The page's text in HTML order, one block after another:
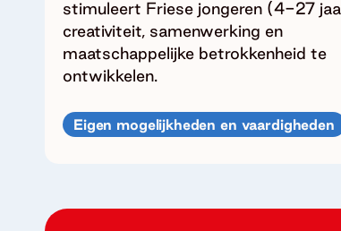
stimuleert Friese jongeren (4-27
creativiteit, samenwerking en
maatschappelijke betrokkenheid te
ontwikkelen.
Eigen mogelijkheden en vaardigheden